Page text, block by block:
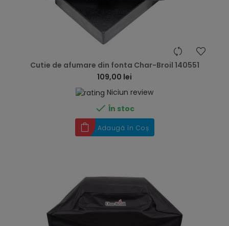
Cutie de afumare din fonta Char-Broil 140551
109,00 lei
Niciun review
 În stoc
Adaugă în Coș